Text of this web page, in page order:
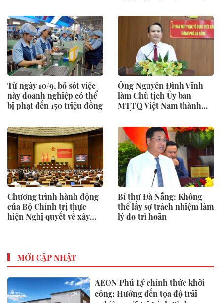
Từ ngày 10/9, bỏ sót việc
này doanh nghiệp có thể
bị phạt đến 150 triệu đồng
Ông Nguyễn Đình Vĩnh
làm Chủ tịch Ủy ban
MTTQ Việt Nam thành
Chương trình hành động
của Bộ Chính trị thực
hiện Nghị quyết về xây
Bí thư Đà Nẵng: Không
thể lấy sợ trách nhiệm làm
lý do trì hoãn
MỚI CẬP NHẬT
AEON Phủ Lý chính thức khởi
công: Hướng đến tọa độ trải